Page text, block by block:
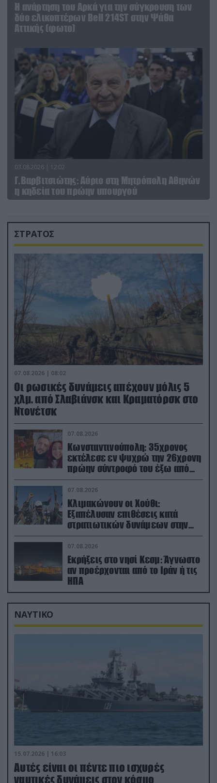
Η ανάρτηση του Αρκά για την σύγκρουση των
δύο ελικοπτέρων Bell 214ST στην Ψάθα
Αττικής (φωτο)
03.08.2026 | 12:02
Γ.Βαρβιτσιώτης: Aύριο στη Μητρόπολη Αθηνών
η κηδεία του πρώην υπουργού
ΣΤΡΑΤΟΣ
07.08.2026 | 08:02
Οι ρωσικές δυνάμεις απέχουν μόλις 5
χλμ. από Σλαβιάνσκ και Κραματόρσκ στο
Ντονέτσκ
07.08.2026
Κωνσταντινούπολη: 35χρονος
εκτέλεσε εν ψυχρώ την 26χρονη
πρώην σύντροφό του έξω από
φαρμακείο (βίντεο)
07.08.2026
Κλιμακώνουν οι Χούθι:
Eξαπέλυσαν επιθέσεις κατά
στρατιωτικών δυνάμεων στην
Υεμένη – Πλήγματα & στη
Σαουδική Αραβία!
07.08.2026
Εκρήξεις στο νησί Κεσμ: Άγνωστο
αν προέρχονται από το Ιράν ή τις
ΗΠΑ
ΝΑΥΤΙΚΟ
15.07.2026 | 16:03
Aυτές είναι οι πέντε πιο ισχυρές
ναυτικές δυνάμεις στον κόσμο